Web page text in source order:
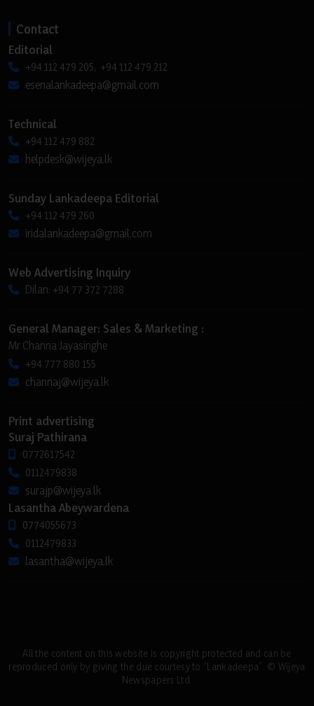
Contact
Editorial
+94 112 479 205, +94 112 479 212
esenalankadeepa@gmail.com
Technical
+94 112 479 882
helpdesk@wijeya.lk
Sunday Lankadeepa Editorial
+94 112 479 260
iridalankadeepa@gmail.com
Web Advertising Inquiry
Dilan: +94 77 372 7288
General Manager: Sales & Marketing :
Mr Channa Jayasinghe
+94 777 880 155
channaj@wijeya.lk
Print advertising
Suraj Pathirana
0772617542
0112479838
surajp@wijeya.lk
Lasantha Abeywardena
0774055673
0112479833
lasantha@wijeya.lk
All the content on this website is copyright protected and can be
reproduced only by giving the due courtesy to “Lankadeepa”. © Wijeya
Newspapers Ltd.